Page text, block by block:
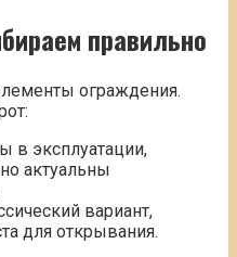
правильно
ограждения.
в эксплуатации,
актуальны
вариант,
для открывания.